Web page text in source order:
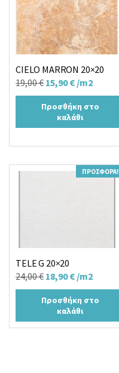
CIELO MARRON 20×20
19,00€ Original
price
was:
19,00 €.
15,90€Η
τρέχουσα
τιμή
είναι:
/m2
Προσθήκη στο
καλάθι
ΠΡΟΣΦΟΡΆ!
TELE G 20×20
24,00€ Original
price
was:
24,00 €.
18,90€Η
τρέχουσα
τιμή
είναι:
/m2
Προσθήκη στο
καλάθι